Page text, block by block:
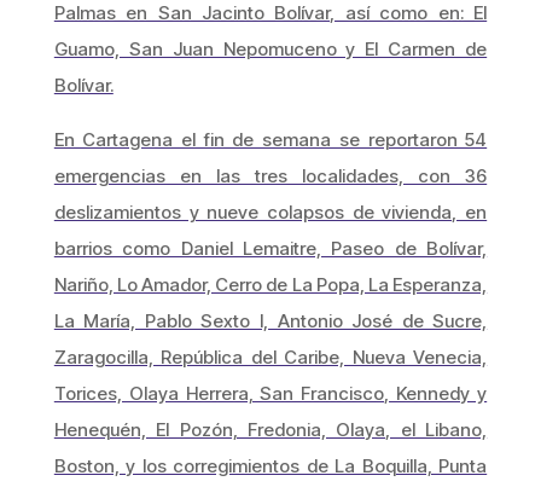
Palmas en San Jacinto Bolívar, así como en: El
Guamo, San Juan Nepomuceno y El Carmen de
Bolívar.
En Cartagena el fin de semana se reportaron 54
emergencias en las tres localidades, con 36
deslizamientos y nueve colapsos de vivienda, en
barrios como Daniel Lemaitre, Paseo de Bolívar,
Nariño, Lo Amador, Cerro de La Popa, La Esperanza,
La María, Pablo Sexto I, Antonio José de Sucre,
Zaragocilla, República del Caribe, Nueva Venecia,
Torices, Olaya Herrera, San Francisco, Kennedy y
Henequén, El Pozón, Fredonia, Olaya, el Libano,
Boston, y los corregimientos de La Boquilla, Punta